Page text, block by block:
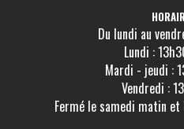
Du lundi au
Lundi :
Mardi - jeudi :
Vendredi :
Fermé le samedi matin